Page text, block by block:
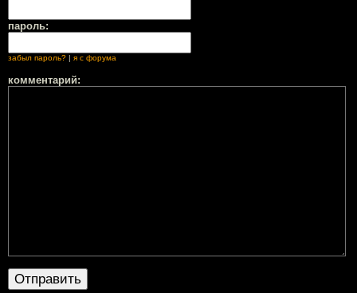
пароль:
забыл пароль? я с форума
комментарий: